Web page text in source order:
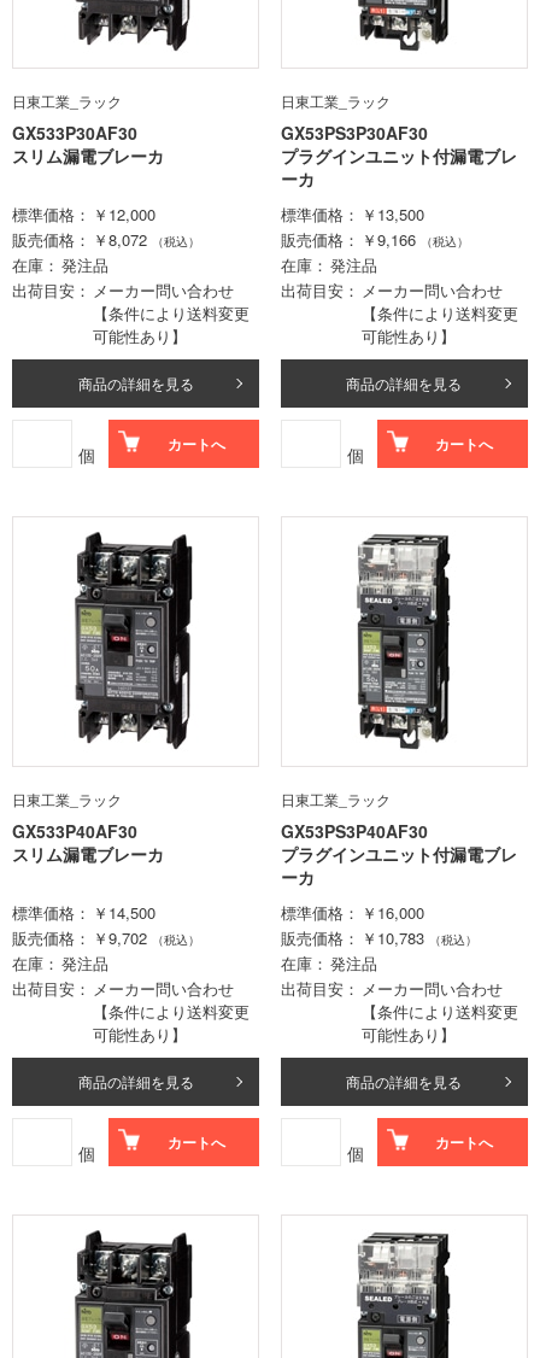
日東工業_ラック
GX533P30AF30
スリム漏電ブレーカ
標準価格
￥12,000
販売価格
￥8,072 （税込）
在庫
発注品
出荷目安
メーカー問い合わせ
【条件により送料変更
可能性あり】
商品の詳細を見る
個 カートへ
日東工業_ラック
GX53PS3P30AF30
プラグインユニット付漏電ブレ
ーカ
標準価格
￥13,500
販売価格
￥9,166 （税込）
在庫
発注品
出荷目安
メーカー問い合わせ
【条件により送料変更
可能性あり】
商品の詳細を見る
個 カートへ
日東工業_ラック
GX533P40AF30
スリム漏電ブレーカ
標準価格
￥14,500
販売価格
￥9,702 （税込）
在庫
発注品
出荷目安
メーカー問い合わせ
【条件により送料変更
可能性あり】
商品の詳細を見る
個 カートへ
日東工業_ラック
GX53PS3P40AF30
プラグインユニット付漏電ブレ
ーカ
標準価格
￥16,000
販売価格
￥10,783 （税込）
在庫
発注品
出荷目安
メーカー問い合わせ
【条件により送料変更
可能性あり】
商品の詳細を見る
個 カートへ